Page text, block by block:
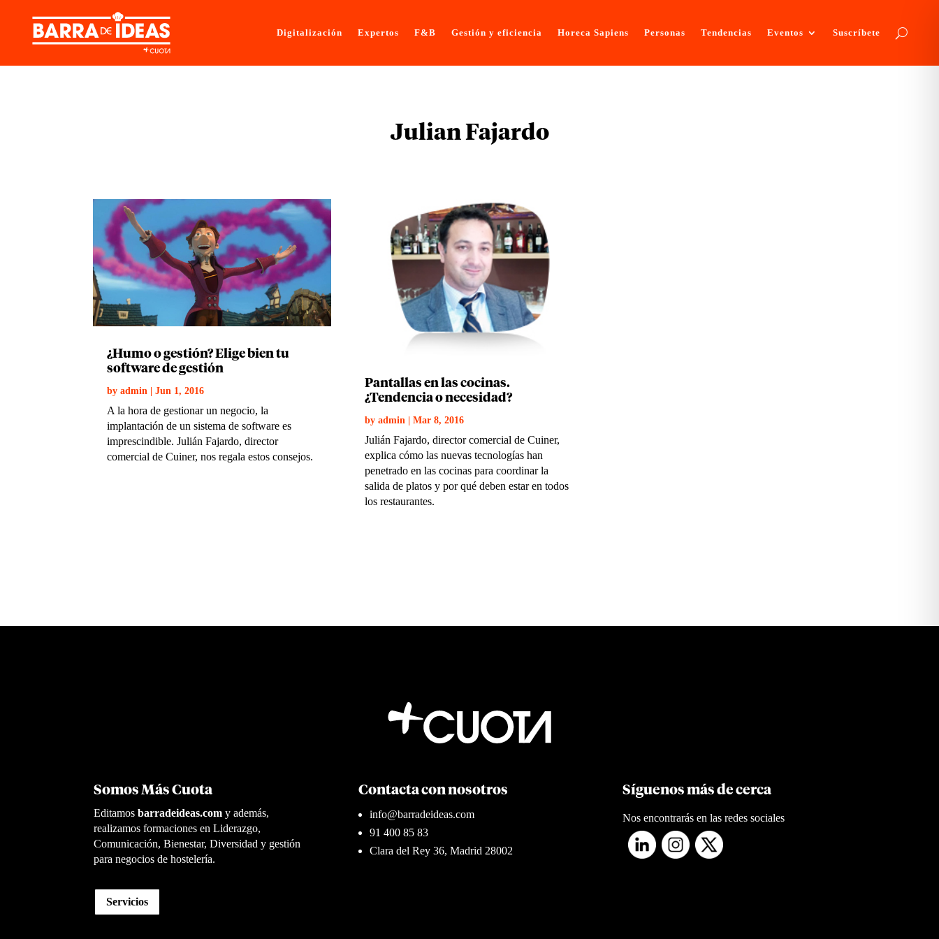
Digitalización Expertos F&B Gestión y eficiencia Horeca Sapiens Personas Tendencias Eventos Suscríbete
Julian Fajardo
¿Humo o gestión? Elige bien tu
software de gestión
byadmin |Jun 1, 2016
A la hora de gestionar un negocio, la
implantación de un sistema de software es
imprescindible. Julián Fajardo, director
comercial de Cuiner, nos regala estos consejos.
Pantallas en las cocinas.
¿Tendencia o necesidad?
by admin Mar 8, 2016
Julián Fajardo, director comercial de Cuiner,
explica cómo las nuevas tecnologías han
penetrado en las cocinas para coordinar la
salida de platos y por qué deben estar en todos
los restaurantes.
Somos Más Cuota
Editamos barradeideas.comy además,
realizamos formaciones en Liderazgo,
Comunicación, Bienestar, Diversidad y gestión
para negocios de hostelería.
Servicios
Contacta con nosotros
info@barradeideas.com
91 400 85 83
Clara del Rey 36, Madrid 28002
Síguenos más de cerca
Nos encontrarás en las redes sociales